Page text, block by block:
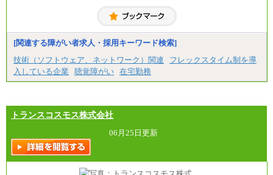
※スキルやご経験に応じて決定します
※試用期間中の給与も同様です
[関連する障がい者求人・採用キーワード検索]
技術（ソフトウェア、ネットワーク）関連
フレックスタイム制を導
入している企業
聴覚障がい 在宅勤務
トランスコスモス株式会社
06月25日更新